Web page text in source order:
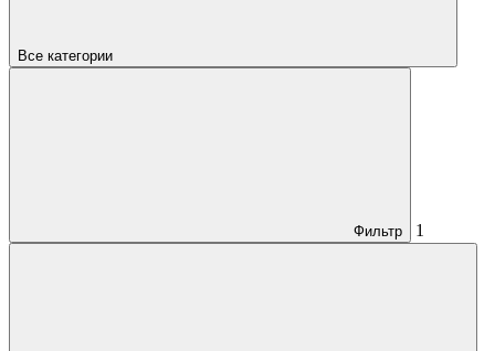
Все категории
Фильтр 1